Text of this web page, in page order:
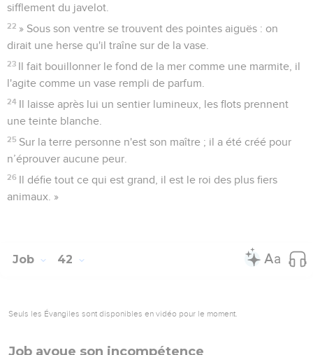
sifflement du javelot.
22 » Sous son ventre se trouvent des pointes aiguës : on
dirait une herse qu'il traîne sur de la vase.
23 Il fait bouillonner le fond de la mer comme une marmite, il
l'agite comme un vase rempli de parfum.
24 Il laisse après lui un sentier lumineux, les flots prennent
une teinte blanche.
25 Sur la terre personne n'est son maître ; il a été créé pour
n’éprouver aucune peur.
26 Il défie tout ce qui est grand, il est le roi des plus fiers
animaux. »
Job 42
Seuls les Évangiles sont disponibles en vidéo pour le moment.
Job avoue son incompétence